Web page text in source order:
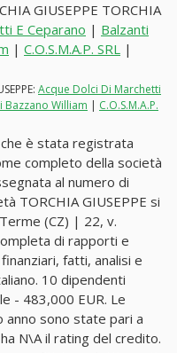
GIUSEPPE TORCHIA
E Ceparano | Balzanti
| C.O.S.M.A.P. SRL |
Acque Dolci Di Marchetti
Bazzano William | C.O.S.M.A.P.
è stata registrata
completo della società
al numero di
TORCHIA GIUSEPPE si
(CZ) | 22, v.
di rapporti e
fatti, analisi e
10 dipendenti
- 483,000 EUR. Le
sono state pari a
N\A il rating del credito.